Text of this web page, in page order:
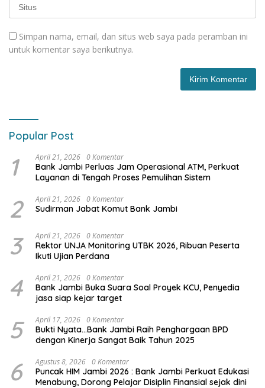
Simpan nama, email, dan situs web saya pada peramban ini
untuk komentar saya berikutnya.
Popular Post
1 April 21, 2026 0 Komentar
Bank Jambi Perluas Jam Operasional ATM, Perkuat
Layanan di Tengah Proses Pemulihan Sistem
2 April 21, 2026 0 Komentar
Sudirman Jabat Komut Bank Jambi
3 April 21, 2026 0 Komentar
Rektor UNJA Monitoring UTBK 2026, Ribuan Peserta
Ikuti Ujian Perdana
4 April 21, 2026 0 Komentar
Bank Jambi Buka Suara Soal Proyek KCU, Penyedia
jasa siap kejar target
5 April 17, 2026 0 Komentar
Bukti Nyata…Bank Jambi Raih Penghargaan BPD
dengan Kinerja Sangat Baik Tahun 2025
6 Agustus 8, 2026 0 Komentar
Puncak HIM Jambi 2026 : Bank Jambi Perkuat Edukasi
Menabung, Dorong Pelajar Disiplin Finansial sejak dini